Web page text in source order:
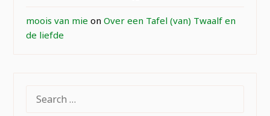
moois van mie onOver een Tafel (van) Twaalf en
de liefde
FOR: